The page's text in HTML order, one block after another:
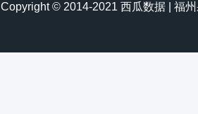
Copyright © 2014-2021 西瓜数据 | 福